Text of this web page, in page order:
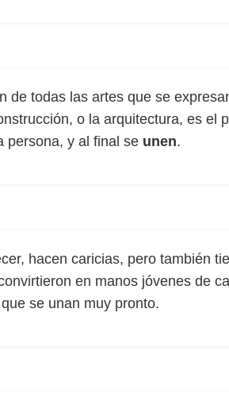
de todas las artes que se
o la arquitectura, es el
persona, y al final se unen.
hacen caricias, pero también
en manos jóvenes de
se unan muy pronto.